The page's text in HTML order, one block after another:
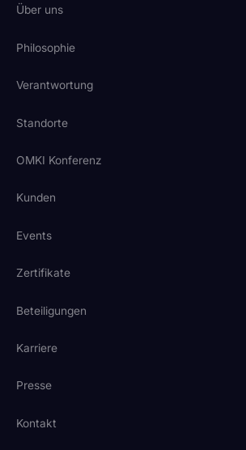
Über uns
Philosophie
Verantwortung
Standorte
OMKI Konferenz
Kunden
Events
Zertifikate
Beteiligungen
Karriere
Presse
Kontakt